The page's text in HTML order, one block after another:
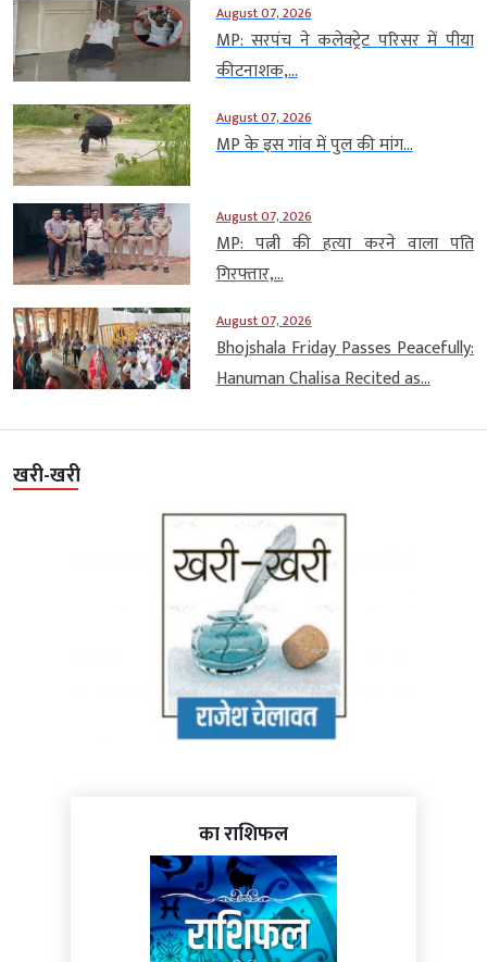
August 07, 2026
MP: सरपंच ने कलेक्ट्रेट परिसर में पीया
कीटनाशक,...
August 07, 2026
MP के इस गांव में पुल की मांग...
August 07, 2026
MP: पत्नी की हत्या करने वाला पति
गिरफ्तार,...
August 07, 2026
Bhojshala Friday Passes Peacefully:
Hanuman Chalisa Recited as...
खरी-खरी
का राशिफल